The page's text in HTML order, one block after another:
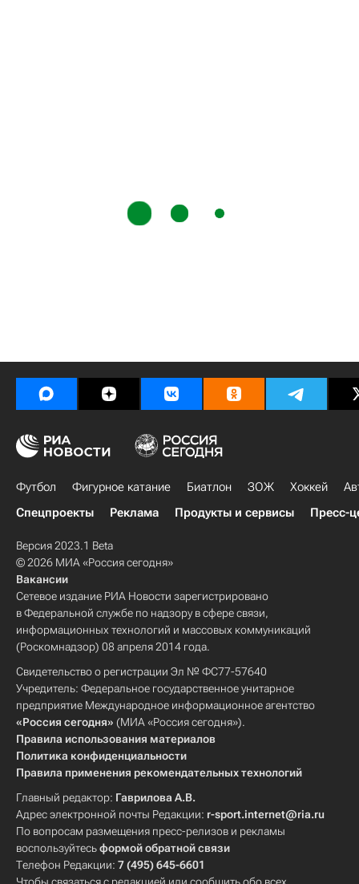
Футбол Фигурное катание Биатлон ЗОЖ Хоккей
Спецпроекты
Реклама Продукты и сервисы Пресс-
Версия 2023.1 Beta
© 2026 МИА «Россия сегодня»
Вакансии
Сетевое издание РИА Новости зарегистрировано
в Федеральной службе по надзору в сфере связи,
информационных технологий и массовых коммуникаций
(Роскомнадзор) 08 апреля 2014 года.
Свидетельство о регистрации Эл № ФС77-57640
Учредитель: Федеральное государственное унитарное
предприятие Международное информационное агентство
«Россия сегодня» (МИА «Россия сегодня»).
Правила использования материалов
Политика конфиденциальности
Правила применения рекомендательных технологий
Главный редактор: Гаврилова А.В.
Адрес электронной почты Редакции: r-sport.internet@ria.ru
По вопросам размещения пресс-релизов и рекламы
воспользуйтесьформой обратной связи
Телефон Редакции: 7 (495) 645-6601